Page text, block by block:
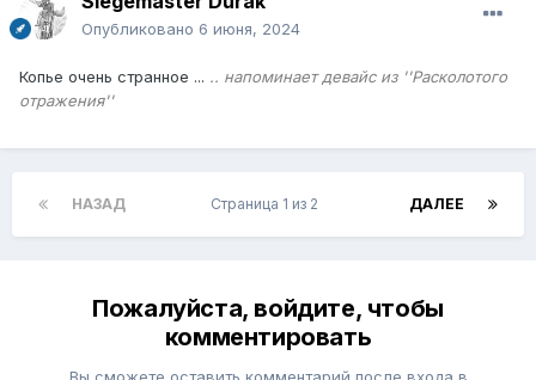
Опубликовано 6 июня, 2024
Копье очень странное ... .. напоминает девайс из ''Расколотого
отражения''
НАЗАД ДАЛЕЕ
Страница 1 из 2
Пожалуйста, войдите, чтобы
комментировать
Вы сможете оставить комментарий после входа в